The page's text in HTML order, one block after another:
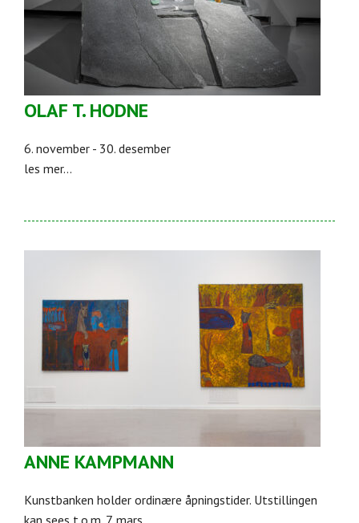
OLAF T. HODNE
6. november - 30. desember
les mer...
ANNE KAMPMANN
Kunstbanken holder ordinære åpningstider. Utstillingen
kan sees t.o.m. 7. mars.